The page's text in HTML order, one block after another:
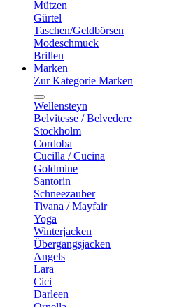
Mützen
Gürtel
Taschen/Geldbörsen
Modeschmuck
Brillen
Marken
Zur Kategorie Marken
Wellensteyn
Belvitesse / Belvedere
Stockholm
Cordoba
Cucilla / Cucina
Goldmine
Santorin
Schneezauber
Tivana / Mayfair
Yoga
Winterjacken
Übergangsjacken
Angels
Lara
Cici
Darleen